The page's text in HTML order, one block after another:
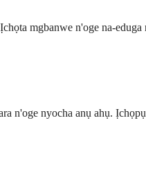
mgbanwe n'oge na-eduga
n'oge nyocha anụ ahụ.